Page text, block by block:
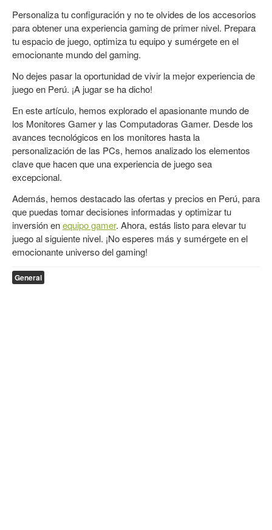
Personaliza tu configuración y no te olvides de los accesorios
para obtener una experiencia gaming de primer nivel. Prepara
tu espacio de juego, optimiza tu equipo y sumérgete en el
emocionante mundo del gaming.
No dejes pasar la oportunidad de vivir la mejor experiencia de
juego en Perú. ¡A jugar se ha dicho!
En este artículo, hemos explorado el apasionante mundo de
los Monitores Gamer y las Computadoras Gamer. Desde los
avances tecnológicos en los monitores hasta la
personalización de las PCs, hemos analizado los elementos
clave que hacen que una experiencia de juego sea
excepcional.
Además, hemos destacado las ofertas y precios en Perú, para
que puedas tomar decisiones informadas y optimizar tu
inversión enequipo gamer. Ahora, estás listo para elevar tu
juego al siguiente nivel. ¡No esperes más y sumérgete en el
emocionante universo del gaming!
General